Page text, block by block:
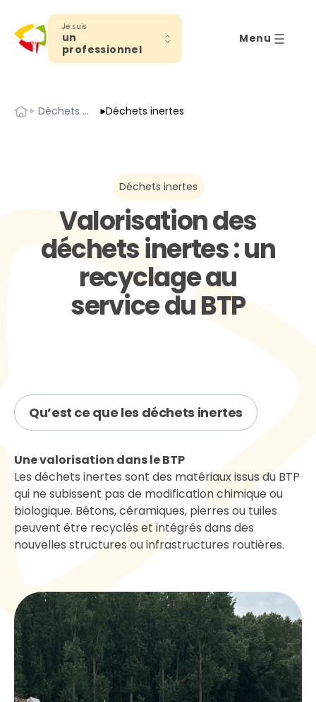
Je suis
un
professionnel
Menu
AccueilDéchets minéraux Déchets inertes
Déchets inertes
Valorisation des
déchets inertes : un
recyclage au
service du BTP
Qu’est ce que les déchets inertes
Une valorisation dans le BTP
Les déchets inertes sont des matériaux issus du BTP
qui ne subissent pas de modification chimique ou
biologique. Bétons, céramiques, pierres ou tuiles
peuvent être recyclés et intégrés dans des
nouvelles structures ou infrastructures routières.